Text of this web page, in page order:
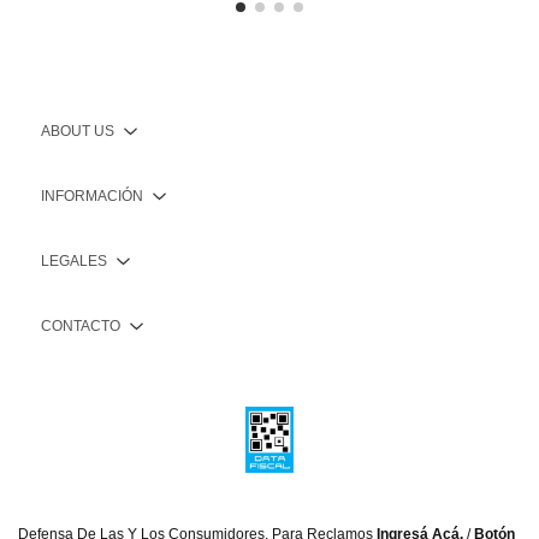
ABOUT US
INFORMACIÓN
LEGALES
CONTACTO
Defensa De Las Y Los Consumidores. Para Reclamos Ingresá Acá. / Botón